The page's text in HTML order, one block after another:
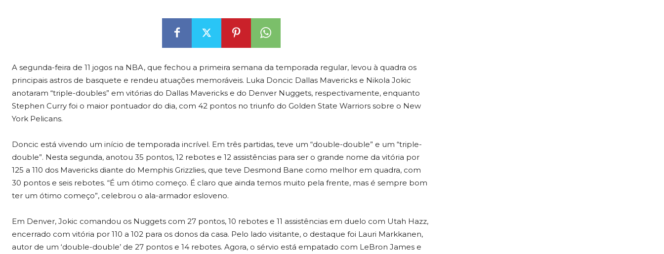
A segunda-feira de 11 jogos na NBA, que fechou a primeira semana da temporada regular, levou à quadra os
principais astros de basquete e rendeu atuações memoráveis. Luka Doncic Dallas Mavericks e Nikola Jokic
anotaram “triple-doubles” em vitórias do Dallas Mavericks e do Denver Nuggets, respectivamente, enquanto
Stephen Curry foi o maior pontuador do dia, com 42 pontos no triunfo do Golden State Warriors sobre o New
York Pelicans.
Doncic está vivendo um início de temporada incrível. Em três partidas, teve um “double-double” e um “triple-
double”. Nesta segunda, anotou 35 pontos, 12 rebotes e 12 assistências para ser o grande nome da vitória por
125 a 110 dos Mavericks diante do Memphis Grizzlies, que teve Desmond Bane como melhor em quadra, com
30 pontos e seis rebotes. “É um ótimo começo. É claro que ainda temos muito pela frente, mas é sempre bom
ter um ótimo começo”, celebrou o ala-armador esloveno.
Em Denver, Jokic comandou os Nuggets com 27 pontos, 10 rebotes e 11 assistências em duelo com Utah Hazz,
encerrado com vitória por 110 a 102 para os donos da casa. Pelo lado visitante, o destaque foi Lauri Markkanen,
autor de um ‘double-double’ de 27 pontos e 14 rebotes. Agora, o sérvio está empatado com LeBron James e